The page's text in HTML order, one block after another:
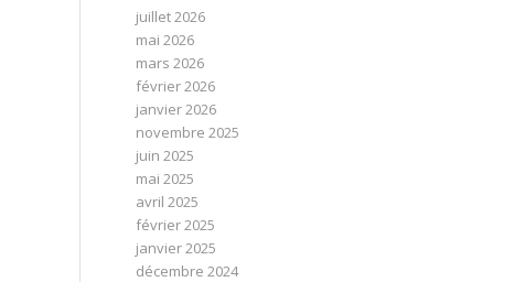
juillet 2026
mai 2026
mars 2026
février 2026
janvier 2026
novembre 2025
juin 2025
mai 2025
avril 2025
février 2025
janvier 2025
décembre 2024